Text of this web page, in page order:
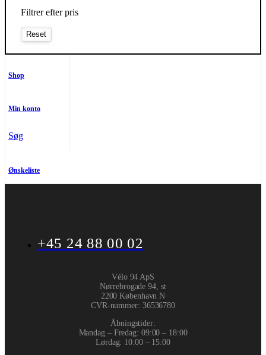
Filtrer efter pris
Shop
Min konto
Søg
Ønskeliste
+45 24 88 00 02
Vélo 94 ApS
Nørrebrogade 94, st
2200 København N
CVR-nummer: 36536780
Åbningstider:
Mandag – Fredag: 09:00 – 18:00
Lørdag: 10:00 – 15:00